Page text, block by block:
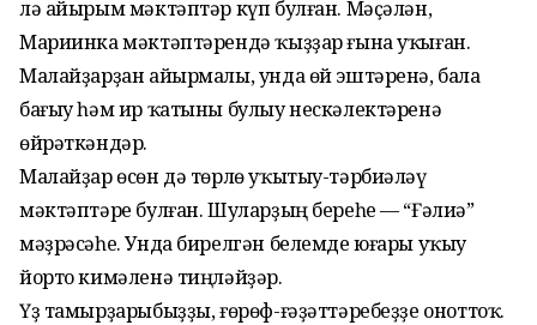
лә айырым мәктәптәр күп булған. Мәҫәлән,
Мариинка мәктәптәрендә ҡыҙҙар ғына уҡыған.
Малайҙарҙан айырмалы, унда өй эштәренә, бала
бағыу һәм ир ҡатыны булыу нескәлектәренә
өйрәткәндәр.
Малайҙар өсөн дә төрлө уҡытыу-тәрбиәләү
мәктәптәре булған. Шуларҙың береһе — “Ғәлиә”
мәҙрәсәһе. Унда бирелгән белемде юғары уҡыу
йорто кимәленә тиңләйҙәр.
Үҙ тамырҙарыбыҙҙы, ғөрөф-ғәҙәттәребеҙҙе оноттоҡ.